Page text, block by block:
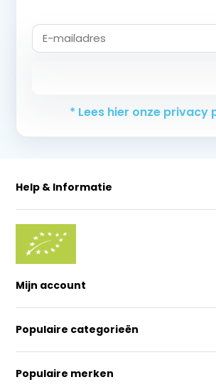
* Lees hier onze privacy
Help & Informatie
Mijn account
Populaire categorieën
Populaire merken